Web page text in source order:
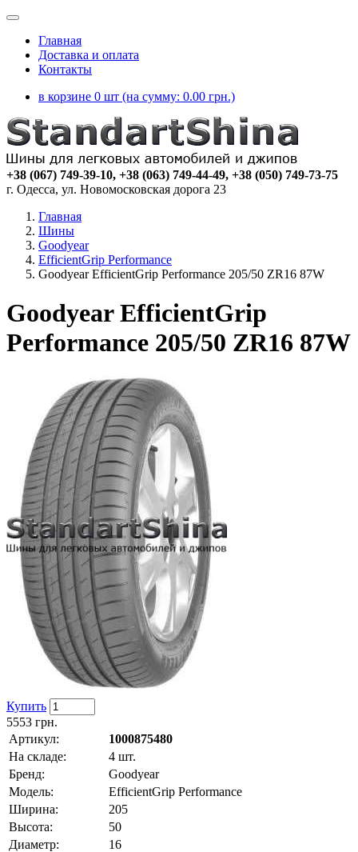
Главная
Доставка и оплата
Контакты
в корзине 0 шт (на сумму: 0.00 грн.)
+38 (067) 749-39-10, +38 (063) 749-44-49, +38 (050) 749-73-75
г. Одесса, ул. Новомосковская дорога 23
Главная
Шины
Goodyear
EfficientGrip Performance
Goodyear EfficientGrip Performance 205/50 ZR16 87W
Goodyear EfficientGrip
Performance 205/50 ZR16 87W
Купить
5553 грн.
Артикул:
1000875480
На складе:
4 шт.
Бренд:
Goodyear
Модель:
EfficientGrip Performance
Ширина:
205
Высота:
50
Диаметр:
16